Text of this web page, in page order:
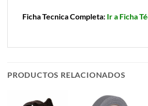
Ficha Tecnica Completa: Ir a Ficha
PRODUCTOS RELACIONADOS